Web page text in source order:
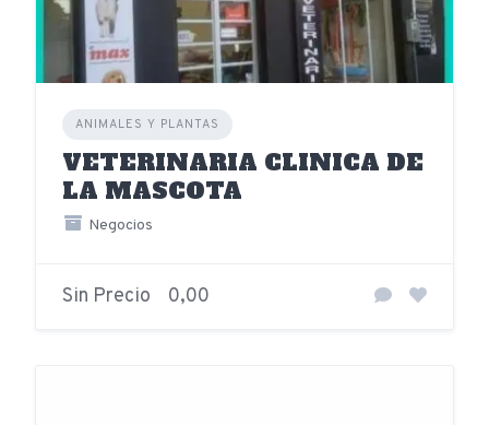
ANIMALES Y PLANTAS
VETERINARIA CLINICA DE
LA MASCOTA
Negocios
Sin Precio 0,00